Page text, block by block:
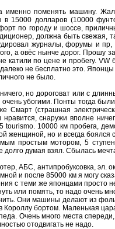
именно поменять машину.
15000 долларов (10000
по городу и шоссе,
должна быть свежая,
журналы, форумы и
а овёс нынче дорог. Прошу
катили по цене и пробегу.
не бесплатно это.
не было.
но дороговат или с
убогими. Понты тогда
Смарт (страшная
снаружи вполне
10000 км пробега,
женщиной, но и всегда
простым мотором, 5
думая взял. Сбылась
АБС, антипробуксовка, эл.
и после 85000 км я могу
с теми же японцами просто
или помять, то надо очень
Они машины делают из
Короллу бортом. Маленькая
Очень много места
отодвигать не надо.